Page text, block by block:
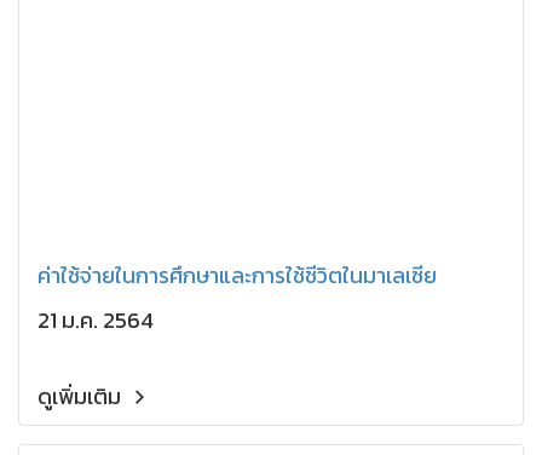
ค่าใช้จ่ายในการศึกษาและการใช้ชีวิตในมาเลเซีย
21 ม.ค. 2564
ดูเพิ่มเติม